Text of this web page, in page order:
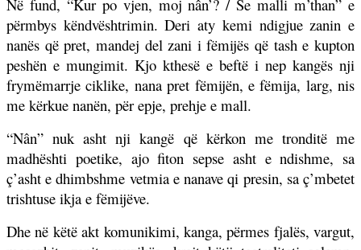
Në fund, “Kur po vjen, moj nân’? / Se malli m’than” e
përmbys këndvështrimin. Deri aty kemi ndigjue zanin e
nanës që pret, mandej del zani i fëmijës që tash e kupton
peshën e mungimit. Kjo kthesë e beftë i nep kangës nji
frymëmarrje ciklike, nana pret fëmijën, e fëmija, larg, nis
me kërkue nanën, për epje, prehje e mall.
“Nân” nuk asht nji kangë që kërkon me tronditë me
madhështi poetike, ajo fiton sepse asht e ndishme, sa
ç’asht e dhimbshme vetmia e nanave qi presin, sa ç’mbetet
trishtuse ikja e fëmijëve.
Dhe në këtë akt komunikimi, kanga, përmes fjalës, vargut,